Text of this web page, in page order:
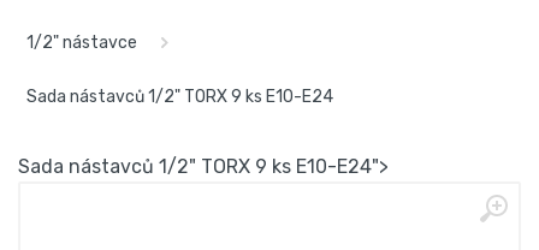
1/2" nástavce
Sada nástavců 1/2" TORX 9 ks E10-E24
Sada nástavců 1/2" TORX 9 ks E10-E24">